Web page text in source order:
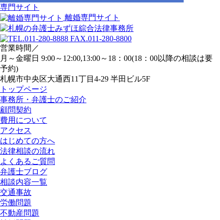
専門サイト
離婚専門サイト
営業時間／
月～金曜日 9:00～12:00,13:00～18：00(18：00以降の相談は要
予約)
札幌市中央区大通西11丁目4-29 半田ビル5F
トップページ
事務所・弁護士のご紹介
顧問契約
費用について
アクセス
はじめての方へ
法律相談の流れ
よくあるご質問
弁護士ブログ
相談内容一覧
交通事故
労働問題
不動産問題